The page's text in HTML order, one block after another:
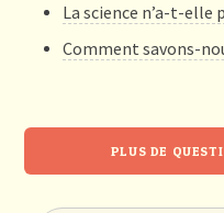
La science n’a-t-elle
Comment savons-
PLUS DE